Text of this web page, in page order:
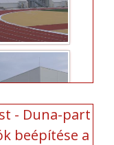
- Duna-part
beépítése a